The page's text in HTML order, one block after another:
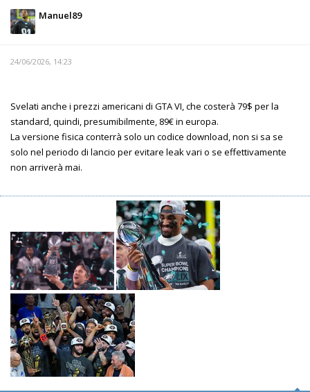
Manuel89
24/06/2026, 14:23
Svelati anche i prezzi americani di GTA VI, che costerà 79$ per la
standard, quindi, presumibilmente, 89€ in europa.
La versione fisica conterrà solo un codice download, non si sa se
solo nel periodo di lancio per evitare leak vari o se effettivamente
non arriverà mai.